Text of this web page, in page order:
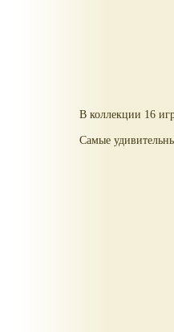
В коллекции 16
Самые